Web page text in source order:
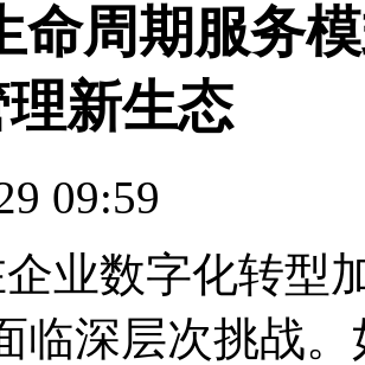
命周期服务
新生态
09:59
企业数字化转型
临深层次挑战